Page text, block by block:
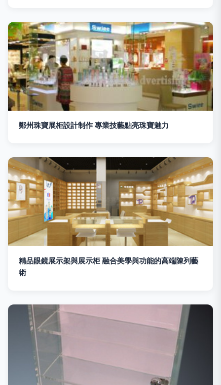
鄭州珠寶展柜設計制作 專業技藝點亮珠寶魅力
精品眼鏡展示架與展示柜 融合美學與功能的高端陳列藝
術